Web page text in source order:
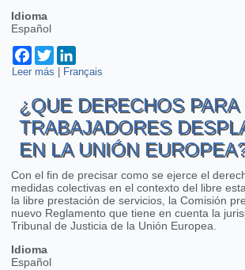
Idioma
Español
Facebook
Twitter
Leer más sobre ¿Que derechos para los
Français
¿QUE DERECHOS PARA
TRABAJADORES
EN LA UNIÓN
Con el fin de precisar como se ejerce el
medidas colectivas en el contexto del libre
la libre prestación de servicios, la Comisión
nuevo Reglamento que tiene en cuenta la
Tribunal de Justicia de la Unión Europea.
Idioma
Español